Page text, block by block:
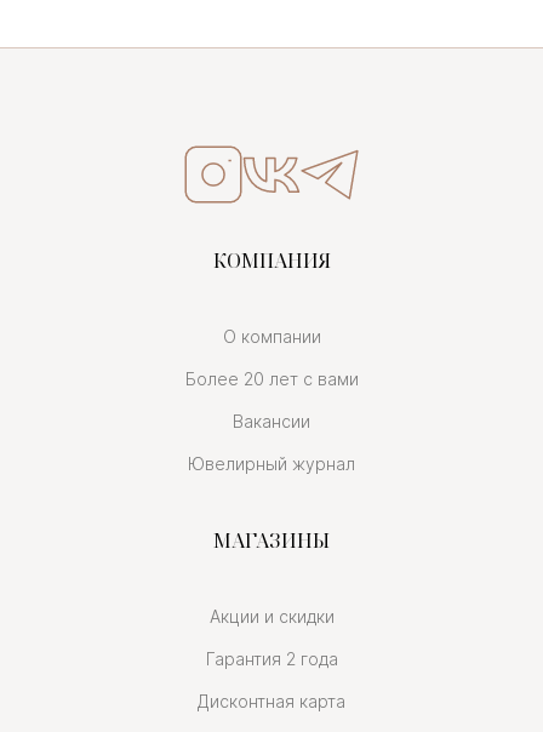
КОМПАНИЯ
О компании
Более 20 лет с вами
Вакансии
Ювелирный журнал
МАГАЗИНЫ
Акции и скидки
Гарантия 2 года
Дисконтная карта